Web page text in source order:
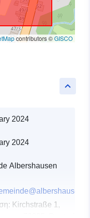
contributors ©GISCO
keyboard_arrow_up
2024
2024
Albershausen
Kirchstraße 1,